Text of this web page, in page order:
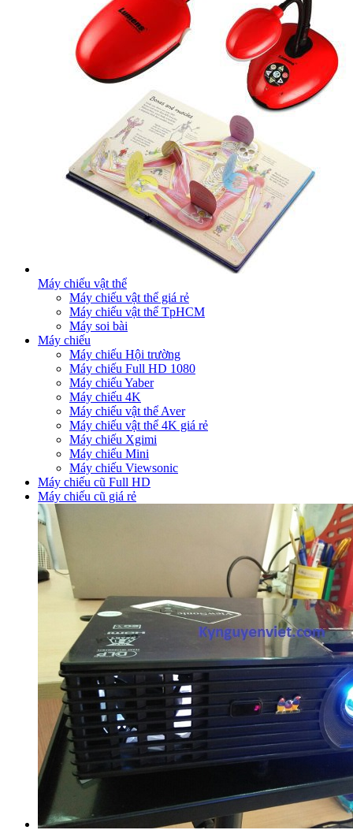
Máy chiếu vật thể
Máy chiếu vật thể giá rẻ
Máy chiếu vật thể TpHCM
Máy soi bài
Máy chiếu
Máy chiếu Hội trường
Máy chiếu Full HD 1080
Máy chiếu Yaber
Máy chiếu 4K
Máy chiếu vật thể Aver
Máy chiếu vật thể 4K giá rẻ
Máy chiếu Xgimi
Máy chiếu Mini
Máy chiếu Viewsonic
Máy chiếu cũ Full HD
Máy chiếu cũ giá rẻ